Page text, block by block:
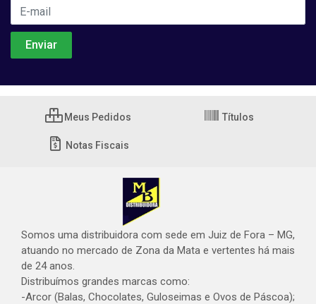
Meus Pedidos Títulos
Notas Fiscais
Somos uma distribuidora com sede em Juiz de Fora – MG,
atuando no mercado de Zona da Mata e vertentes há mais
de 24 anos.
Distribuímos grandes marcas como:
-Arcor (Balas, Chocolates, Guloseimas e Ovos de Páscoa);